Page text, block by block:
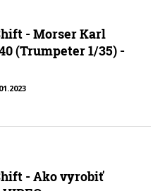
- Morser Karl
(Trumpeter 1/35) -
- Ako vyrobiť